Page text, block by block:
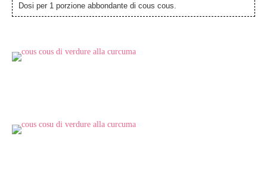
Dosi per 1 porzione abbondante di cous cous.